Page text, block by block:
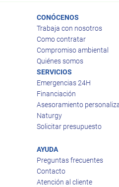
CONÓCENOS
Trabaja con nosotros
Como contratar
Compromiso ambiental
Quiénes somos
SERVICIOS
Emergencias 24H
Financiación
Asesoramiento
Naturgy
Solicitar presupuesto
AYUDA
Preguntas frecuentes
Contacto
Atención al cliente